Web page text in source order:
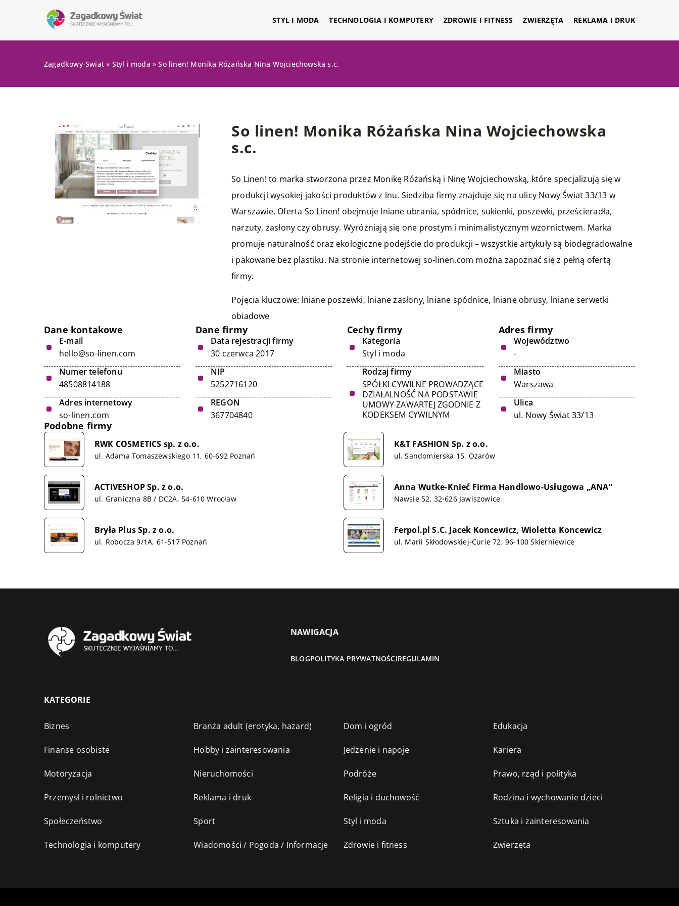
STYL I MODA TECHNOLOGIA I KOMPUTERY ZDROWIE I FITNESS ZWIERZĘTA REKLAMA I DRUK
Zagadkowy-Swiat » Styl i moda »So linen! Monika Różańska Nina Wojciechowska s.c.
So linen! Monika Różańska Nina Wojciechowska
s.c.
So Linen! to marka stworzona przez Monikę Różańską i Ninę Wojciechowską, które specjalizują się w
produkcji wysokiej jakości produktów z lnu. Siedziba firmy znajduje się na ulicy Nowy Świat 33/13 w
Warszawie. Oferta So Linen! obejmuje lniane ubrania, spódnice, sukienki, poszewki, prześcieradła,
narzuty, zasłony czy obrusy. Wyróżniają się one prostym i minimalistycznym wzornictwem. Marka
promuje naturalność oraz ekologiczne podejście do produkcji – wszystkie artykuły są biodegradowalne
i pakowane bez plastiku. Na stronie internetowej so-linen.com można zapoznać się z pełną ofertą
firmy.
Pojęcia kluczowe: lniane poszewki, lniane zasłony, lniane spódnice, lniane obrusy, lniane serwetki
obiadowe
Dane kontakowe
E-mail
hello@so-linen.com
Numer telefonu
48508814188
Adres internetowy
so-linen.com
Dane firmy
Data rejestracji firmy
30 czerwca 2017
NIP
5252716120
REGON
367704840
Cechy firmy
Kategoria
Styl i moda
Rodzaj firmy
SPÓŁKI CYWILNE PROWADZĄCE
DZIAŁALNOŚĆ NA PODSTAWIE
UMOWY ZAWARTEJ ZGODNIE Z
KODEKSEM CYWILNYM
Adres firmy
Województwo
-
Miasto
Warszawa
Ulica
ul. Nowy Świat 33/13
Podobne firmy
RWK COSMETICS sp. z o.o.
ul. Adama Tomaszewskiego 11, 60-692 Poznań
K&T FASHION Sp. z o.o.
ul. Sandomierska 15, Ożarów
ACTIVESHOP Sp. z o.o.
ul. Graniczna 8B / DC2A, 54-610 Wrocław
Anna Wutke-Knieć Firma Handlowo-Usługowa „ANA”
Nawsie 52, 32-626 Jawiszowice
Bryła Plus Sp. z o.o.
ul. Robocza 9/1A, 61-517 Poznań
Ferpol.pl S.C. Jacek Koncewicz, Wioletta Koncewicz
ul. Marii Skłodowskiej-Curie 72, 96-100 Skierniewice
NAWIGACJA
BLOGPOLITYKA PRYWATNOŚCIREGULAMIN
KATEGORIE
Biznes Branża adult (erotyka, hazard) Dom i ogród Edukacja
Finanse osobiste Hobby i zainteresowania Jedzenie i napoje Kariera
Motoryzacja Nieruchomości Podróże Prawo, rząd i polityka
Przemysł i rolnictwo Reklama i druk Religia i duchowość Rodzina i wychowanie dzieci
Społeczeństwo Sport Styl i moda Sztuka i zainteresowania
Technologia i komputery Wiadomości / Pogoda / Informacje Zdrowie i fitness Zwierzęta